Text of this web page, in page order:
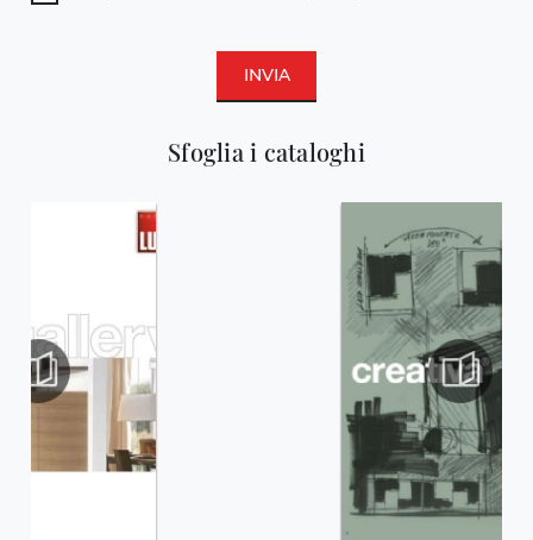
Sfoglia i cataloghi
INVIA